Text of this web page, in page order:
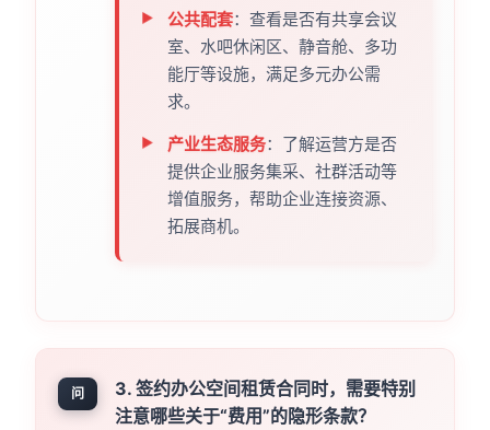
公共配套：查看是否有共享会议
室、水吧休闲区、静音舱、多功
能厅等设施，满足多元办公需
求。
产业生态服务：了解运营方是否
提供企业服务集采、社群活动等
增值服务，帮助企业连接资源、
拓展商机。
问
3. 签约办公空间租赁合同时，需要特别
注意哪些关于“费用”的隐形条款？